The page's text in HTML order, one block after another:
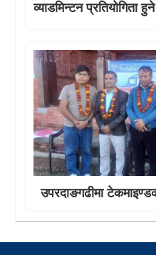
व्याडमिन्टन प्रतियोगिता हुने
उपरदाङगढीमा